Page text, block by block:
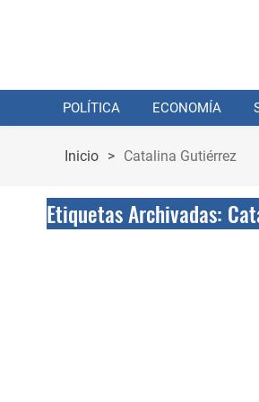
POLÍTICA ECONOMÍA
Inicio > Catalina Gutiérrez
Etiquetas Archivadas: